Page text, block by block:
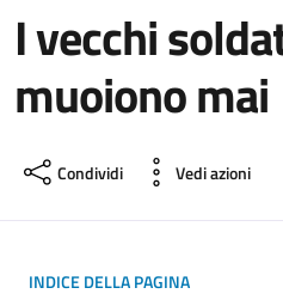
I vecchi
muoiono mai
Condividi Vedi azioni
INDICE DELLA PAGINA